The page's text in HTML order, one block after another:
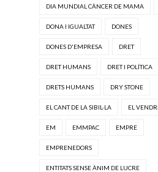
DIA MUNDIAL CÀNCER DE MAMA
DONA I IGUALTAT DONES
DONES D'EMPRESA DRET
DRET HUMANS DRET I POLÍTICA
DRETS HUMANS DRY STONE
EL CANT DE LA SIBIL·LA EL
EM EMMPAC EMPRE
EMPRENEDORS
ENTITATS SENSE ÀNIM DE LUCRE